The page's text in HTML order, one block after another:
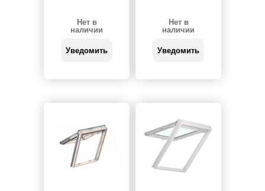
Нет в
наличии
Уведомить
Нет в
наличии
Уведомить